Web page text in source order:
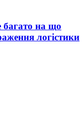
багато на що
логістики